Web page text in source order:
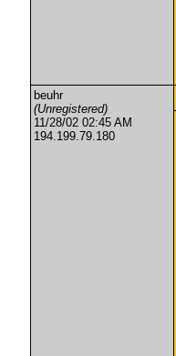
beuhr
(Unregistered)
11/28/02 02:45 AM
194.199.79.180